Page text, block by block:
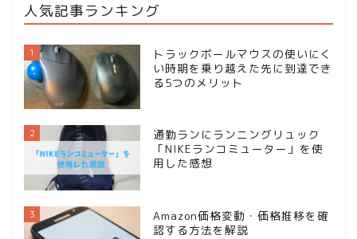
人気記事ランキング
1
トラックボールマウスの使いにく
い時期を乗り越えた先に到達でき
る5つのメリット
2
通勤ランにランニングリュック
「NIKEランコミューター」を使
用した感想
3
Amazon価格変動・価格推移を確
認する方法を解説